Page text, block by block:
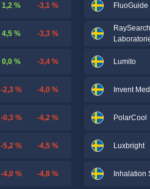
1,2 % -3,1 %
4,5 % -3,3 %
0,0 % -3,4 %
-2,3 % -4,0 %
-0,3 % -4,2 %
-5,2 % -4,5 %
-4,0 % -4,8 %
FluoGuide
RaySearch
Lumito
Invent
PolarCool
Luxbright
Inhalation